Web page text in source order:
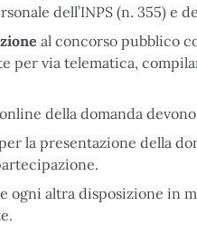
dell’INPS (n. 355) e
al concorso pubblico
per via telematica,
della domanda
la presentazione della
ogni altra disposizione in